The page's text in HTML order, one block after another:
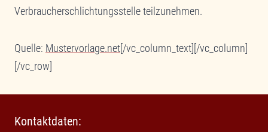
Verbraucherschlichtungsstelle teilzunehmen.
Quelle: Mustervorlage.net[/vc_column_text][/vc_column]
[/vc_row]
Kontaktdaten: